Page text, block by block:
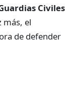
Civiles
más, el
de defender